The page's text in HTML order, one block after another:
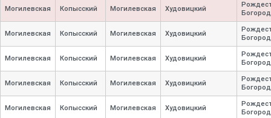
Могилевская Копысский Могилевская Худовицкий
Могилевская Копысский Могилевская Худовицкий
Могилевская Копысский Могилевская Худовицкий
Могилевская Копысский Могилевская Худовицкий
Могилевская Копысский Могилевская Худовицкий